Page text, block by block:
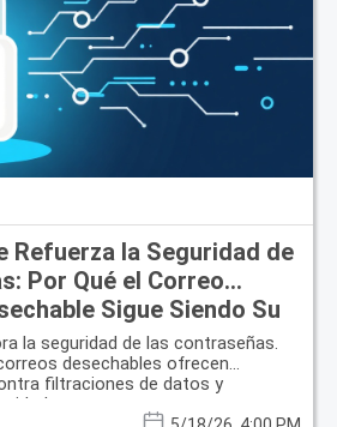
Refuerza la Seguridad de
Por Qué el Correo
Sigue Siendo Su
la seguridad de las contraseñas.
desechables ofrecen
filtraciones de datos y